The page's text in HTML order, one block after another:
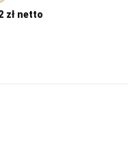
złnetto